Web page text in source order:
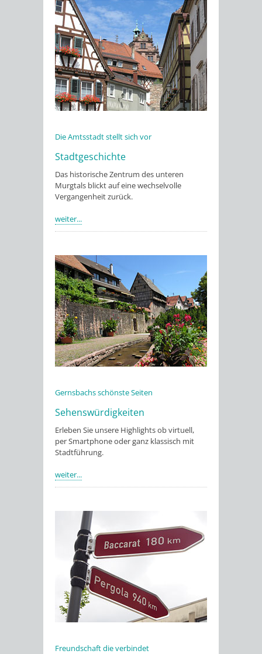
Die Amtsstadt stellt sich vor
Stadtgeschichte
Das historische Zentrum des unteren
Murgtals blickt auf eine wechselvolle
Vergangenheit zurück.
weiter...
Gernsbachs schönste Seiten
Sehenswürdigkeiten
Erleben Sie unsere Highlights ob virtuell,
per Smartphone oder ganz klassisch mit
Stadtführung.
weiter...
Freundschaft die verbindet